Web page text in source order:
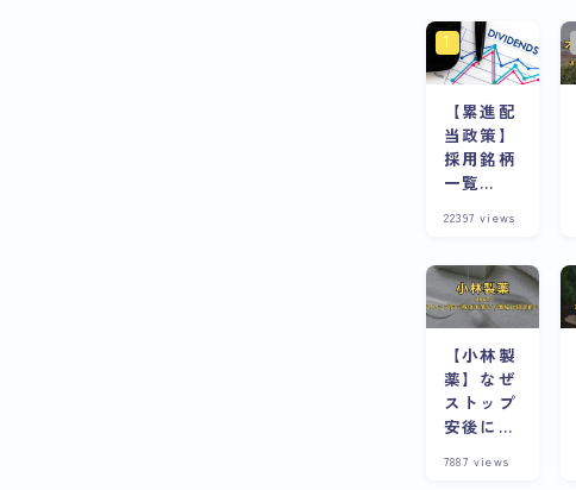
【累進配
当政策】
採用銘柄
一覧
新
22397 views
【小林製
薬】なぜ
ストップ
安後に株
その背景
7887 views